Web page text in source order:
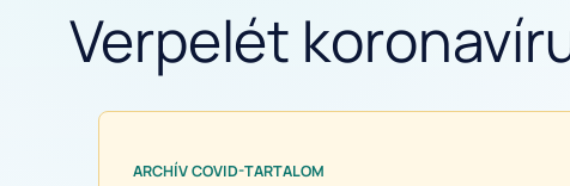
Verpelét
ARCHÍV COVID-TARTALOM